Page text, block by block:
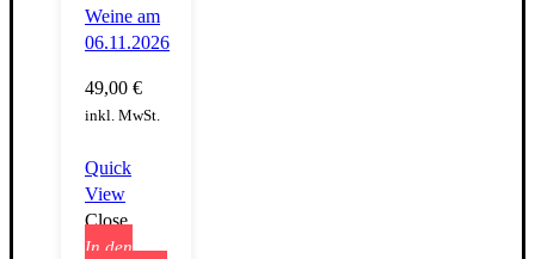
Weine am
06.11.2026
49,00 €
inkl. MwSt.
Quick
View
Close
In den